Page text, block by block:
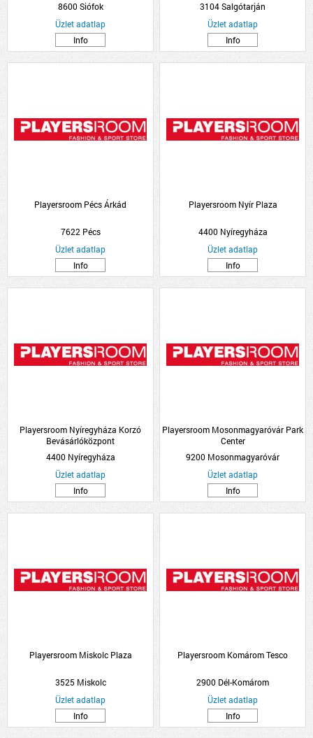
8600 Siófok
Üzlet adatlap
Info
3104 Salgótarján
Üzlet adatlap
Info
Playersroom Pécs Árkád
7622 Pécs
Üzlet adatlap
Info
Playersroom Nyír Plaza
4400 Nyíregyháza
Üzlet adatlap
Info
Playersroom Nyíregyháza Korzó
Bevásárlóközpont
4400 Nyíregyháza
Üzlet adatlap
Info
Playersroom Mosonmagyaróvár Park
Center
9200 Mosonmagyaróvár
Üzlet adatlap
Info
Playersroom Miskolc Plaza
3525 Miskolc
Üzlet adatlap
Info
Playersroom Komárom Tesco
2900 Dél-Komárom
Üzlet adatlap
Info